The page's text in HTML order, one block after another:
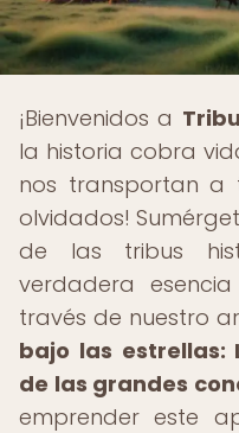
¡Bienvenidos a
la historia cobra
nos transportan a
olvidados!
de las tribus
verdadera
través de nuestro
bajo las estrellas:
de las grandes
emprender este